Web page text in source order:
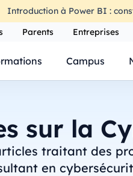
Introduction à Power BI :
Parents Entreprises
Campus
sur la
traitant des
en